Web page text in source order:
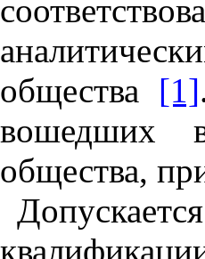
общества [1]
вошедших в
общества,